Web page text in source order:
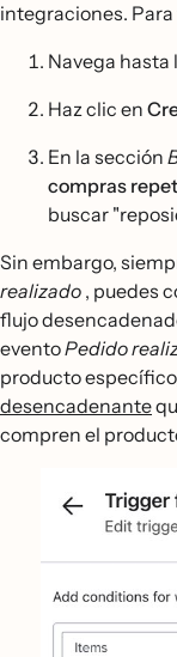
integraciones. Para
Navega hasta
Haz clic en
En la sección
compras
buscar
Sin embargo,
realizado , puedes
flujo
eventoPedido
producto
desencadenante
compren el